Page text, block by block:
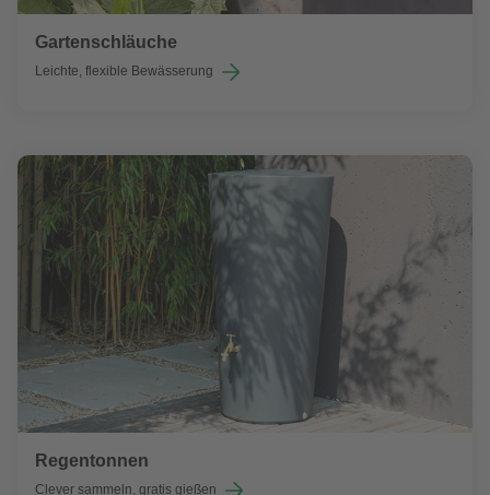
Gartenschläuche
Leichte, flexible Bewässerung
Regentonnen
Clever sammeln, gratis gießen